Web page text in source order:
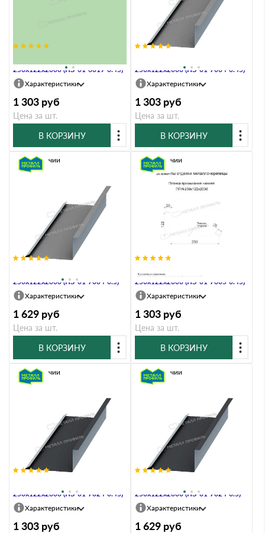
250х122х2000 (ПЭ-01-6019-0.45)
Характеристики
1 303 руб
Цена за шт.
В КОРЗИНУ
250х122х2000 (ПЭ-01-7004-0.45)
Характеристики
1 303 руб
Цена за шт.
В КОРЗИНУ
250х122х2000 (ПЭ-01-7004-0.5)
В наличии
Характеристики
1 629 руб
Цена за шт.
В КОРЗИНУ
Планка примыкания нижняя
250х122х2000 (ПЭ-01-7005-0.45)
В наличии
Характеристики
1 303 руб
Цена за шт.
В КОРЗИНУ
250х122х2000 (ПЭ-01-7024-0.45)
В наличии
Характеристики
1 303 руб
250х122х2000 (ПЭ-01-7024-0.5)
В наличии
Характеристики
1 629 руб